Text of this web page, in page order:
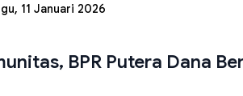
11 Januari 2026
BPR Putera Dana